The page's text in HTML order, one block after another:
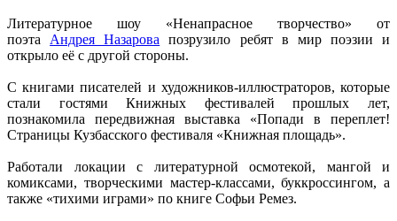
Литературное шоу «Ненапрасное творчество» от
поэта Андрея Назарова позрузило ребят в мир поэзии и
открыло её с другой стороны.
С книгами писателей и художников-иллюстраторов, которые
стали гостями Книжных фестивалей прошлых лет,
познакомила передвижная выставка «Попади в переплет!
Страницы Кузбасского фестиваля «Книжная площадь».
Работали локации с литературной осмотекой, мангой и
комиксами, творческими мастер-классами, буккроссингом, а
также «тихими играми» по книге Софьи Ремез.